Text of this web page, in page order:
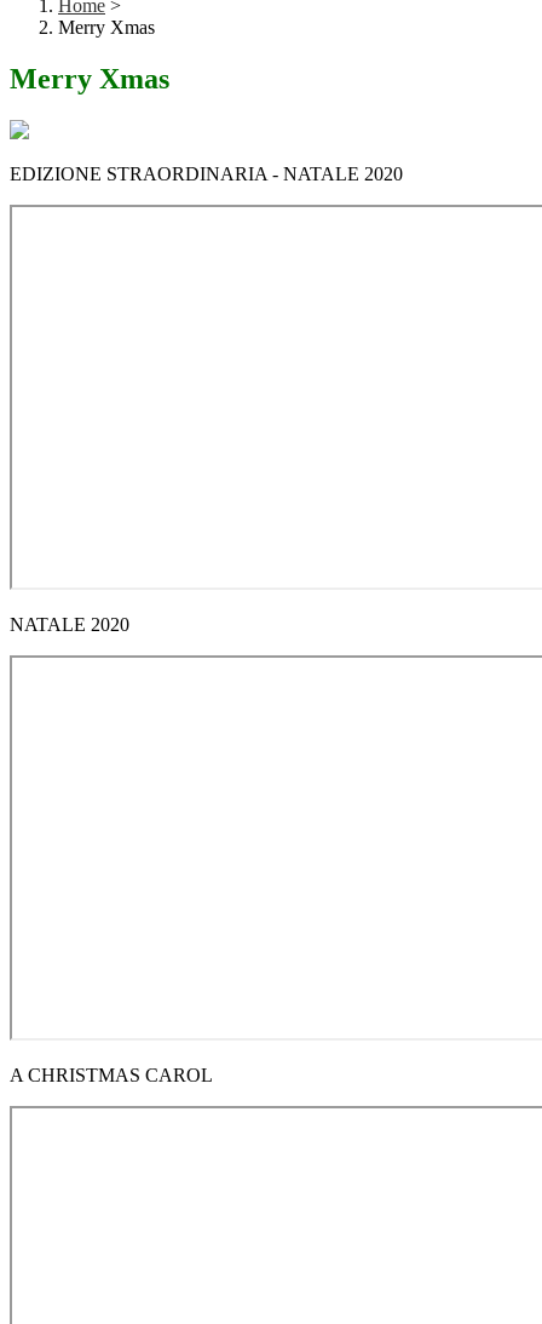
Home >
Merry Xmas
Merry Xmas
EDIZIONE STRAORDINARIA - NATALE 2020
NATALE 2020
A CHRISTMAS CAROL